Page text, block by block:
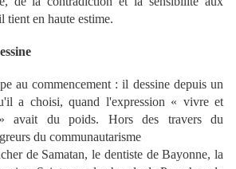
tient en haute estime.
au commencement : il dessine depuis un
a choisi, quand l'expression « vivre et
avait du poids. Hors des travers du
du communautarisme
de Samatan, le dentiste de Bayonne, la